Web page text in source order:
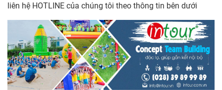
liên hệ HOTLINE của chúng tôi theo thông tin bên dưới